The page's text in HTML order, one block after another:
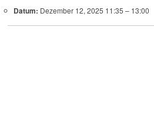
Datum: Dezember 12, 2025 11:35 – 13:00